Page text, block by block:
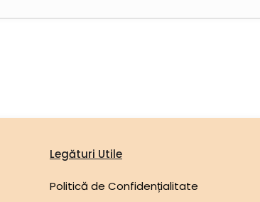
Legături Utile
Politică de Confidențialitate